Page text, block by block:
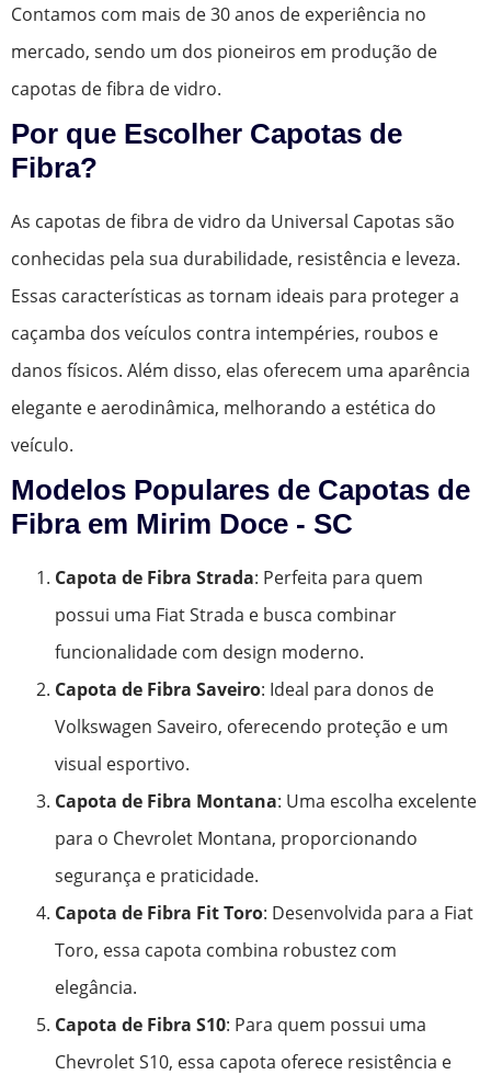
Contamos com mais de 30 anos de experiência no
mercado, sendo um dos pioneiros em produção de
capotas de fibra de vidro.
Por que Escolher Capotas de
Fibra?
As capotas de fibra de vidro da Universal Capotas são
conhecidas pela sua durabilidade, resistência e leveza.
Essas características as tornam ideais para proteger a
caçamba dos veículos contra intempéries, roubos e
danos físicos. Além disso, elas oferecem uma aparência
elegante e aerodinâmica, melhorando a estética do
veículo.
Modelos Populares de Capotas de
Fibra em Mirim Doce - SC
Capota de Fibra Strada: Perfeita para quem
possui uma Fiat Strada e busca combinar
funcionalidade com design moderno.
Capota de Fibra Saveiro: Ideal para donos de
Volkswagen Saveiro, oferecendo proteção e um
visual esportivo.
Capota de Fibra Montana: Uma escolha excelente
para o Chevrolet Montana, proporcionando
segurança e praticidade.
Capota de Fibra Fit Toro: Desenvolvida para a Fiat
Toro, essa capota combina robustez com
elegância.
Capota de Fibra S10: Para quem possui uma
Chevrolet S10, essa capota oferece resistência e